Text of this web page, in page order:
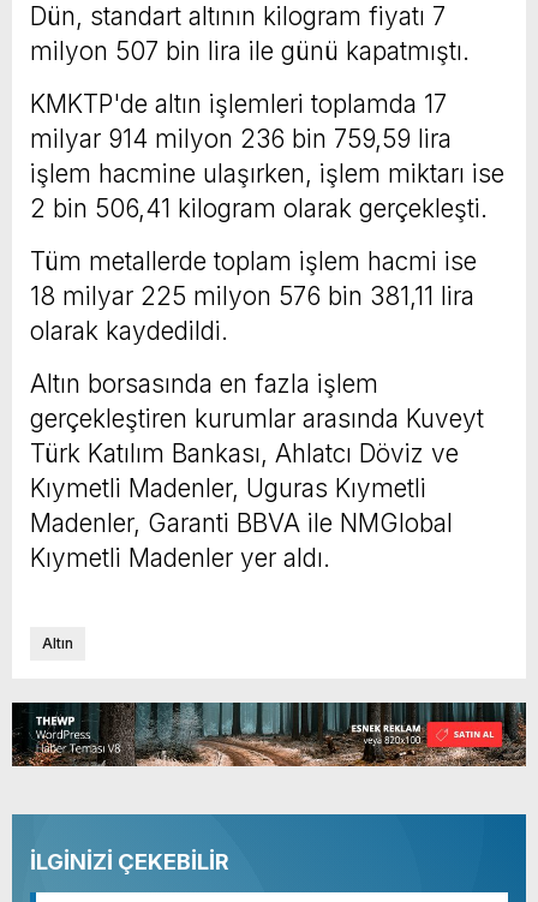
Dün, standart altının kilogram fiyatı 7
milyon 507 bin lira ile günü kapatmıştı.
KMKTP'de altın işlemleri toplamda 17
milyar 914 milyon 236 bin 759,59 lira
işlem hacmine ulaşırken, işlem miktarı ise
2 bin 506,41 kilogram olarak gerçekleşti.
Tüm metallerde toplam işlem hacmi ise
18 milyar 225 milyon 576 bin 381,11 lira
olarak kaydedildi.
Altın borsasında en fazla işlem
gerçekleştiren kurumlar arasında Kuveyt
Türk Katılım Bankası, Ahlatcı Döviz ve
Kıymetli Madenler, Uguras Kıymetli
Madenler, Garanti BBVA ile NMGlobal
Kıymetli Madenler yer aldı.
Altın
İLGİNİZİ ÇEKEBİLİR